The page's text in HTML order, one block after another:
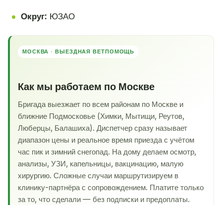
Округ: ЮЗАО
МОСКВА · ВЫЕЗДНАЯ ВЕТПОМОЩЬ
Как мы работаем по Москве
Бригада выезжает по всем районам по Москве и
ближние Подмосковье (Химки, Мытищи, Реутов,
Люберцы, Балашиха). Диспетчер сразу называет
диапазон цены и реальное время приезда с учётом
час пик и зимний снегопад. На дому делаем осмотр,
анализы, УЗИ, капельницы, вакцинацию, малую
хирургию. Сложные случаи маршрутизируем в
клинику-партнёра с сопровождением. Платите только
за то, что сделали — без подписки и предоплаты.